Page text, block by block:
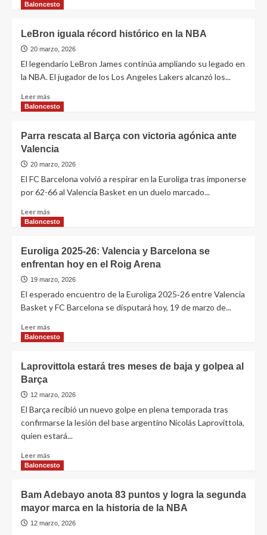
Baloncesto
LeBron iguala récord histórico en la NBA
20 marzo, 2026
El legendario LeBron James continúa ampliando su legado en
la NBA. El jugador de los Los Angeles Lakers alcanzó los...
Leer más
Baloncesto
Parra rescata al Barça con victoria agónica ante
Valencia
20 marzo, 2026
El FC Barcelona volvió a respirar en la Euroliga tras imponerse
por 62-66 al Valencia Basket en un duelo marcado...
Leer más
Baloncesto
Euroliga 2025‑26: Valencia y Barcelona se
enfrentan hoy en el Roig Arena
19 marzo, 2026
El esperado encuentro de la Euroliga 2025‑26 entre Valencia
Basket y FC Barcelona se disputará hoy, 19 de marzo de...
Leer más
Baloncesto
Laprovittola estará tres meses de baja y golpea al
Barça
12 marzo, 2026
El Barça recibió un nuevo golpe en plena temporada tras
confirmarse la lesión del base argentino Nicolás Laprovittola,
quien estará...
Leer más
Baloncesto
Bam Adebayo anota 83 puntos y logra la segunda
mayor marca en la historia de la NBA
12 marzo, 2026